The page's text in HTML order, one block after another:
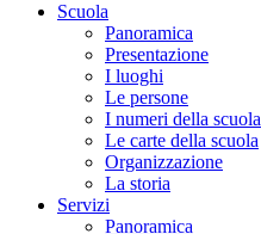
Scuola
Panoramica
Presentazione
I luoghi
Le persone
I numeri della scuola
Le carte della scuola
Organizzazione
La storia
Servizi
Panoramica